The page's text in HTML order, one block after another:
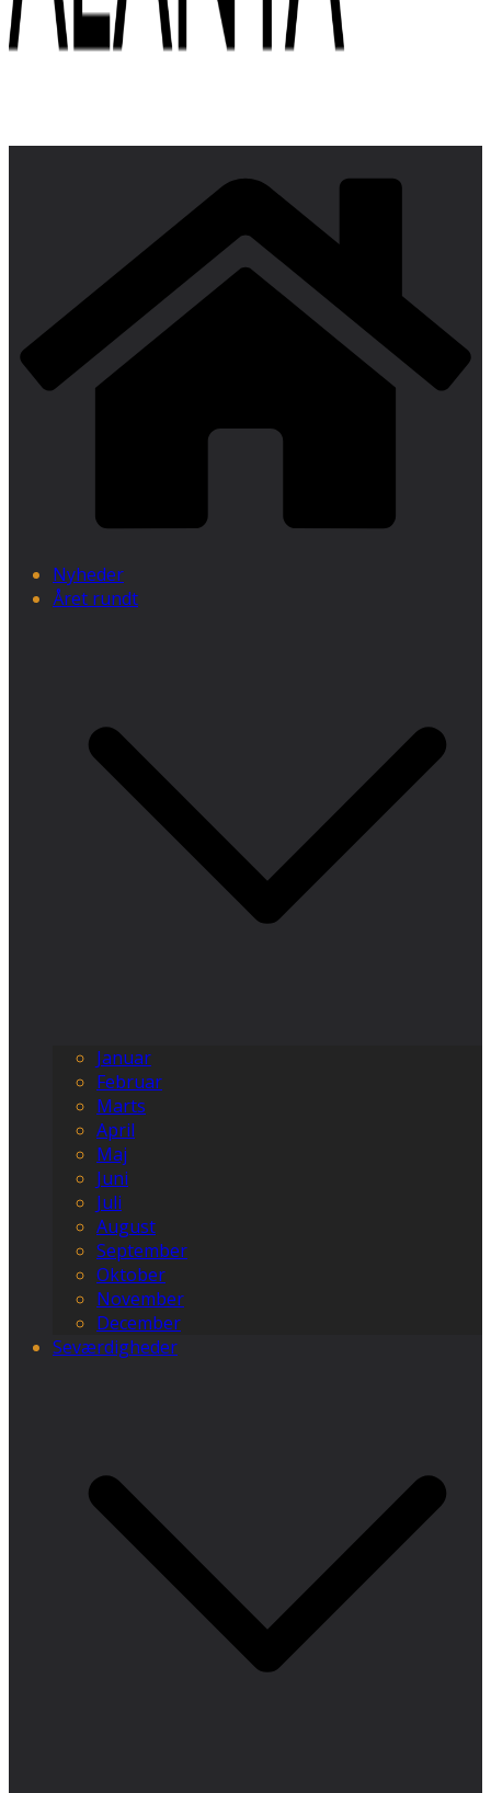
Nyheder
Året rundt
Januar
Februar
Marts
April
Maj
Juni
Juli
August
September
Oktober
November
December
Seværdigheder